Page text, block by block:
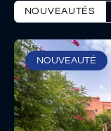
NOUVEAUTÉS
NOUVEAUTÉ